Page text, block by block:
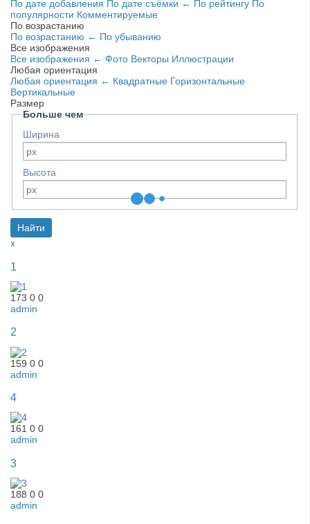
По дате добавления По дате съёмки ← По рейтингу По
популярности Комментируемые
По возрастанию
По возрастанию ← По убыванию
Все изображения
Все изображения ← Фото Векторы Иллюстрации
Любая ориентация
Любая ориентация ← Квадратные Горизонтальные
Вертикальные
Размер
Больше чем
Ширина
Высота
x
1
173 0 0
admin
2
159 0 0
admin
4
161 0 0
admin
3
188 0 0
admin